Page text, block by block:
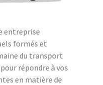
entreprise
formés et
du transport
répondre à vos
en matière de